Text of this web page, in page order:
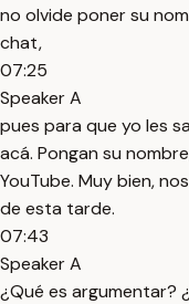
no olvide poner su
chat,
07:25
Speaker A
pues para que yo les
acá. Pongan su
YouTube. Muy bien,
de esta tarde.
07:43
Speaker A
¿Qué es argumentar?